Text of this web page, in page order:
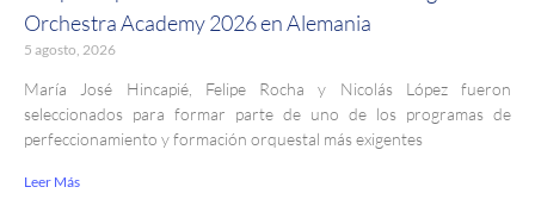
Orchestra Academy 2026 en Alemania
5 agosto, 2026
María José Hincapié, Felipe Rocha y Nicolás López fueron
seleccionados para formar parte de uno de los programas de
perfeccionamiento y formación orquestal más exigentes
Leer Más